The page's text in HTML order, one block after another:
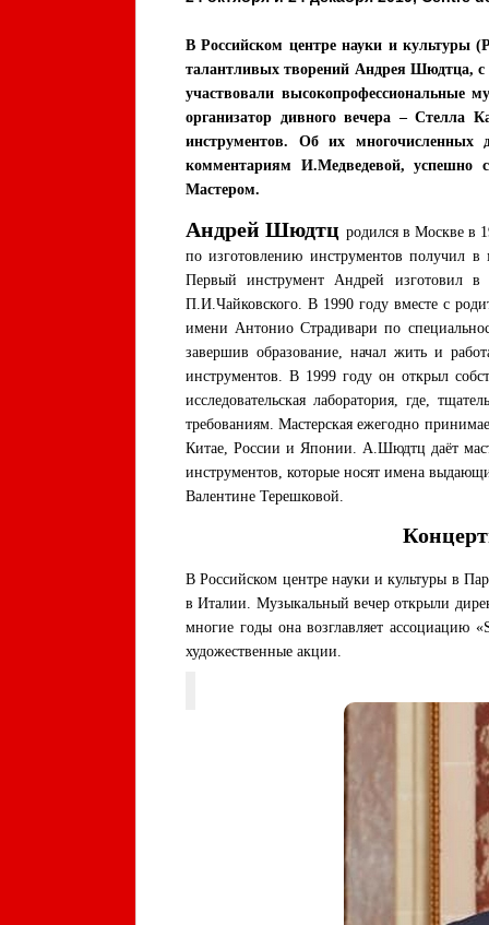
В Российском центре науки и культуры
талантливых творений Андрея Шюдтца, с
участвовали высокопрофессиональные
организатор дивного вечера – Стелла
инструментов. Об их
комментариям И.Медведевой, успешно
Мастером.
Андрей Шюдтц родился в Москве в
по изготовлению инструментов получил в
Первый инструмент Андрей изготовил
П.И.Чайковского. В 1990 году вместе с
имени Антонио Страдивари по
завершив образование, начал жить и
инструментов. В 1999 году он открыл
исследовательская лаборатория, где,
требованиям. Мастерская ежегодно
Китае, России и Японии. А.Шюдтц даёт
инструментов, которые носят имена
Валентине Терешковой.
В Российском центре науки и культуры в
в Италии. Музыкальный вечер открыли
многие годы она возглавляет ассоциацию
художественные акции.